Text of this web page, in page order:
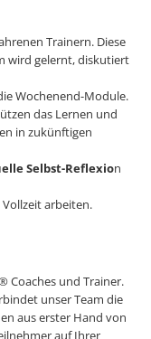
Trainern. Diese
wird gelernt, diskutiert
Wochenend-Module.
das Lernen und
in zukünftigen
Selbst-Reflexion
arbeiten.
Coaches und Trainer.
unser Team die
aus erster Hand von
auf Ihrer